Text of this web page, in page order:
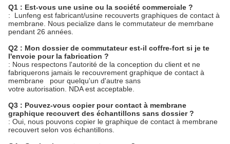
Q1 : Est-vous une usine ou la société commerciale ?
: Lunfeng est fabricant/usine recouverts graphiques de contact à
membrane. Nous pecialize dans le commutateur de memrbane
pendant 26 années.
Q2 : Mon dossier de commutateur est-il coffre-fort si je te
l'envoie pour la fabrication ?
: Nous respectons l'autorité de la conception du client et ne
fabriquerons jamais le recouvrement graphique de contact à
membrane pour quelqu'un d'autre sans
votre autorisation. NDA est acceptable.
Q3 : Pouvez-vous copier pour contact à membrane
graphique recouvert des échantillons sans dossier ?
: Oui, nous pouvons copier le graphique de contact à membrane
recouvert selon vos échantillons.